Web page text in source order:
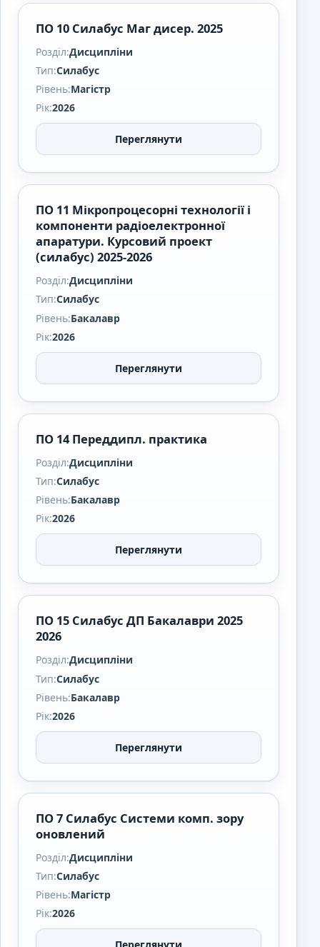
ПО 10 Силабус Маг дисер. 2025
Розділ:Дисципліни
Тип:Силабус
Рівень:Магістр
Рік:2026
Переглянути
ПО 11 Мікропроцесорні технології і
компоненти радіоелектронної
апаратури. Курсовий проект
(силабус) 2025-2026
Розділ:Дисципліни
Тип:Силабус
Рівень:Бакалавр
Рік:2026
Переглянути
ПО 14 Переддипл. практика
Розділ:Дисципліни
Тип:Силабус
Рівень:Бакалавр
Рік:2026
Переглянути
ПО 15 Силабус ДП Бакалаври 2025
2026
Розділ:Дисципліни
Тип:Силабус
Рівень:Бакалавр
Рік:2026
Переглянути
ПО 7 Силабус Системи комп. зору
оновлений
Розділ:Дисципліни
Тип:Силабус
Рівень:Магістр
Рік:2026